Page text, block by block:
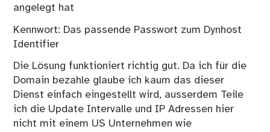
angelegt hat
Kennwort: Das passende Passwort zum Dynhost
Identifier
Die Lösung funktioniert richtig gut. Da ich für die
Domain bezahle glaube ich kaum das dieser
Dienst einfach eingestellt wird, ausserdem Teile
ich die Update Intervalle und IP Adressen hier
nicht mit einem US Unternehmen wie